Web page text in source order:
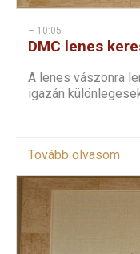
– 10:05
DMC lenes
A lenes vászonra
igazán
Tovább olvasom